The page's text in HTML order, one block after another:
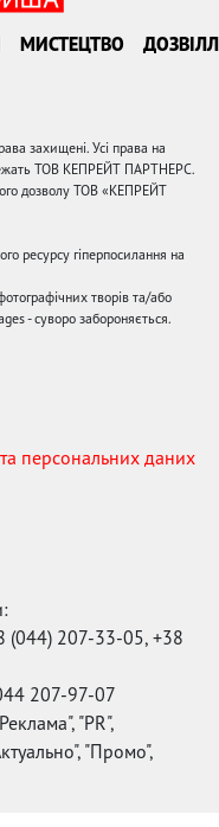
МИСТЕЦТВО
захищені. Усі права на
ТОВ КЕПРЕЙТ ПАРТНЕРС.
дозволу ТОВ «КЕПРЕЙТ
ресурсу гіперпосилання на
творів та/або
- суворо забороняється.
персональних даних
(044) 207-33-05, +38
207-97-07
"PR",
"Промо",